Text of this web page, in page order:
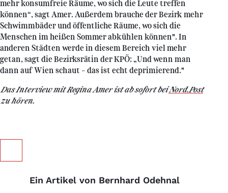
mehr konsumfreie Räume, wo sich die Leute treffen
können“, sagt Amer. Außerdem brauche der Bezirk mehr
Schwimmbäder und öffentliche Räume, wo sich die
Menschen im heißen Sommer abkühlen können". In
anderen Städten werde in diesem Bereich viel mehr
getan, sagt die Bezirksrätin der KPÖ: „Und wenn man
dann auf Wien schaut – das ist echt deprimierend."
Das Interview mit Regina Amer ist ab sofort beiNord.Post
zu hören.
Ein Artikel von Bernhard Odehnal